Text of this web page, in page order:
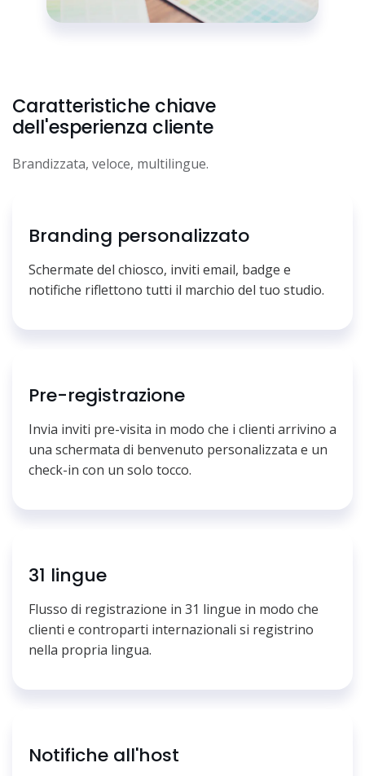
Caratteristiche chiave
dell'esperienza cliente
Brandizzata, veloce, multilingue.
Branding personalizzato
Schermate del chiosco, inviti email, badge e
notifiche riflettono tutti il marchio del tuo studio.
Pre-registrazione
Invia inviti pre-visita in modo che i clienti arrivino a
una schermata di benvenuto personalizzata e un
check-in con un solo tocco.
31 lingue
Flusso di registrazione in 31 lingue in modo che
clienti e controparti internazionali si registrino
nella propria lingua.
Notifiche all'host